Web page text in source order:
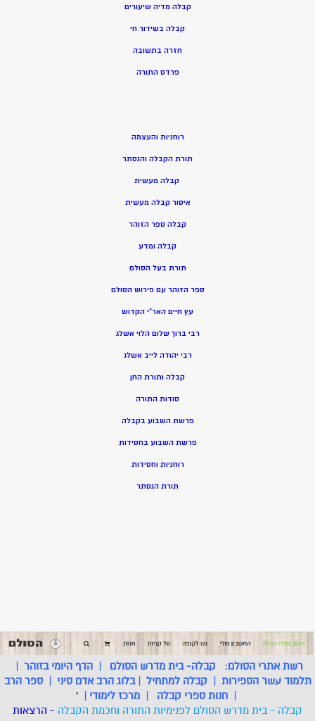
קבלה מדיה שיעורים
קבלה בשידור חי
חזרה בתשובה
פרדס התורה
רוחניות והעצמה
תורת הקבלה והנסתר
קבלה מעשית
איסור קבלה מעשית
קבלה ספר הזוהר
קבלה ומדע
תורת בעל הסולם
ספר הזוהר עם פירוש הסולם
עץ חיים האר”י הקדוש
רבי ברוך שלום הלוי אשלג
רבי יהודה לייב אשלג
קבלה ותורת החן
סודות התורה
פרשת השבוע בקבלה
פרשת השבוע בחסידות
רוחניות וחסידות
תורת הנסתר
רשת אתרי הסולם: קבלה- בית מדרש הסולם |הדף היומי בזוהר |
תלמוד עשר הספירות | קבלה למתחיל |בלוג הרב אדם סיני |ספר הרב
| חנות ספרי קבלה | מרכז לימודי |
'
קבלה - בית מדרש הסולם לפנימיות התורה וחכמת הקבלה - הרצאות